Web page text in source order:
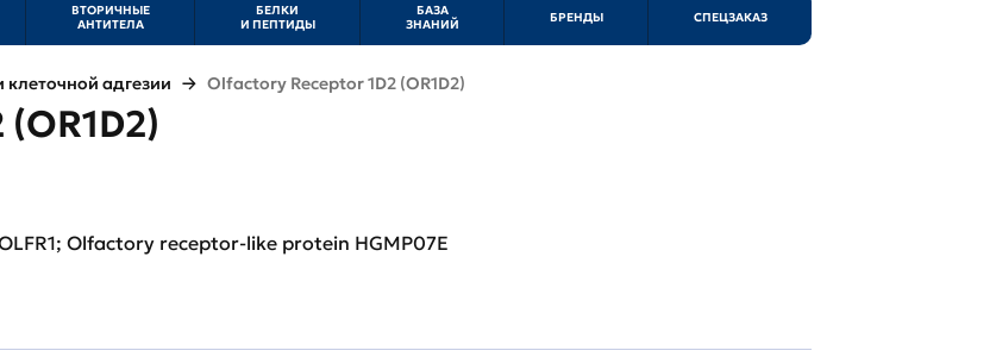
ВТОРИЧНЫЕ
АНТИТЕЛА
БЕЛКИ
И ПЕПТИДЫ
БАЗА
ЗНАНИЙ
БРЕНДЫ СПЕЦЗАКАЗ
адгезии Olfactory Receptor 1D2 (OR1D2)
Olfactory receptor-like protein HGMP07E